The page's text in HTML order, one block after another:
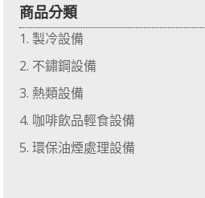
商品分類
製冷設備
不鏽鋼設備
熱類設備
咖啡飲品輕食設備
環保油煙處理設備